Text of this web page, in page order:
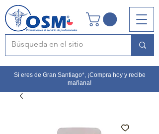
Si eres de Gran Santiago*, ¡Compra hoy y recibe
mañana!